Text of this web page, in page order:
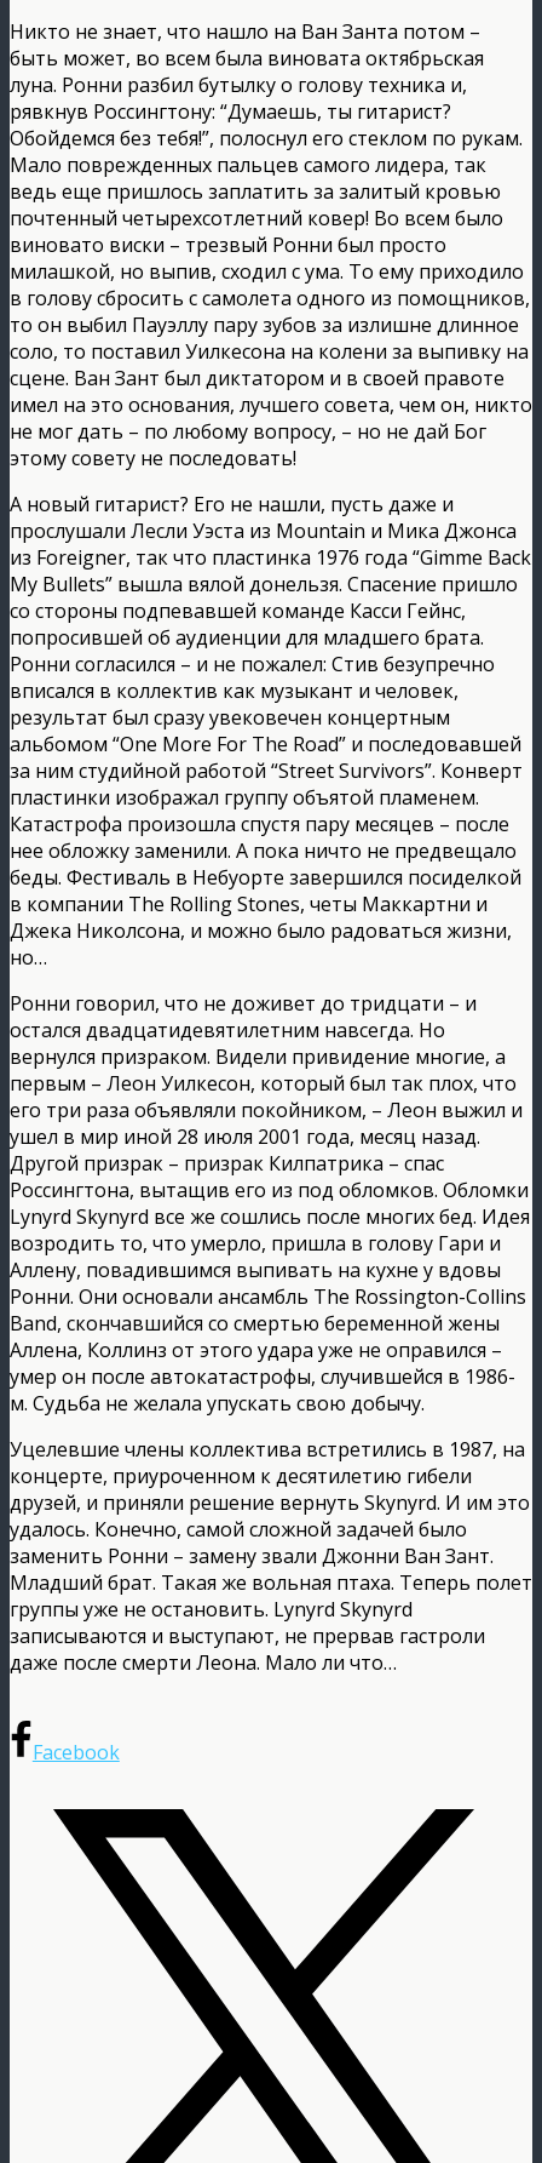
Никто не знает, что нашло на Ван Занта потом –
быть может, во всем была виновата октябрьская
луна. Ронни разбил бутылку о голову техника и,
рявкнув Россингтону: “Думаешь, ты гитарист?
Обойдемся без тебя!”, полоснул его стеклом по рукам.
Мало поврежденных пальцев самого лидера, так
ведь еще пришлось заплатить за залитый кровью
почтенный четырехсотлетний ковер! Во всем было
виновато виски – трезвый Ронни был просто
милашкой, но выпив, сходил с ума. То ему приходило
в голову сбросить с самолета одного из помощников,
то он выбил Пауэллу пару зубов за излишне длинное
соло, то поставил Уилкесона на колени за выпивку на
сцене. Ван Зант был диктатором и в своей правоте
имел на это основания, лучшего совета, чем он, никто
не мог дать – по любому вопросу, – но не дай Бог
этому совету не последовать!
А новый гитарист? Его не нашли, пусть даже и
прослушали Лесли Уэста из Mountain и Мика Джонса
из Foreigner, так что пластинка 1976 года “Gimme Back
My Bullets” вышла вялой донельзя. Спасение пришло
со стороны подпевавшей команде Касси Гейнс,
попросившей об аудиенции для младшего брата.
Ронни согласился – и не пожалел: Стив безупречно
вписался в коллектив как музыкант и человек,
результат был сразу увековечен концертным
альбомом “One More For The Road” и последовавшей
за ним студийной работой “Street Survivors”. Конверт
пластинки изображал группу объятой пламенем.
Катастрофа произошла спустя пару месяцев – после
нее обложку заменили. А пока ничто не предвещало
беды. Фестиваль в Небуорте завершился посиделкой
в компании The Rolling Stones, четы Маккартни и
Джека Николсона, и можно было радоваться жизни,
но…
Ронни говорил, что не доживет до тридцати – и
остался двадцатидевятилетним навсегда. Но
вернулся призраком. Видели привидение многие, а
первым – Леон Уилкесон, который был так плох, что
его три раза объявляли покойником, – Леон выжил и
ушел в мир иной 28 июля 2001 года, месяц назад.
Другой призрак – призрак Килпатрика – спас
Россингтона, вытащив его из под обломков. Обломки
Lynyrd Skynyrd все же сошлись после многих бед. Идея
возродить то, что умерло, пришла в голову Гари и
Аллену, повадившимся выпивать на кухне у вдовы
Ронни. Они основали ансамбль The Rossington-Collins
Band, скончавшийся со смертью беременной жены
Аллена, Коллинз от этого удара уже не оправился –
умер он после автокатастрофы, случившейся в 1986-
м. Судьба не желала упускать свою добычу.
Уцелевшие члены коллектива встретились в 1987, на
концерте, приуроченном к десятилетию гибели
друзей, и приняли решение вернуть Skynyrd. И им это
удалось. Конечно, самой сложной задачей было
заменить Ронни – замену звали Джонни Ван Зант.
Младший брат. Такая же вольная птаха. Теперь полет
группы уже не остановить. Lynyrd Skynyrd
записываются и выступают, не прервав гастроли
даже после смерти Леона. Мало ли что…
Facebook